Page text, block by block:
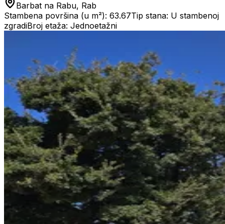
Barbat na Rabu, Rab
Stambena površina (u m²): 63.67Tip stana: U stambenoj
zgradiBroj etaža: Jednoetažni